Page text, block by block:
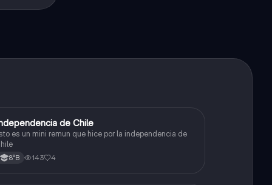
Historia, Geografía y Ciencias Sociales
de Chile
es un mini remun que hice por la independencia de
8°B 143 4